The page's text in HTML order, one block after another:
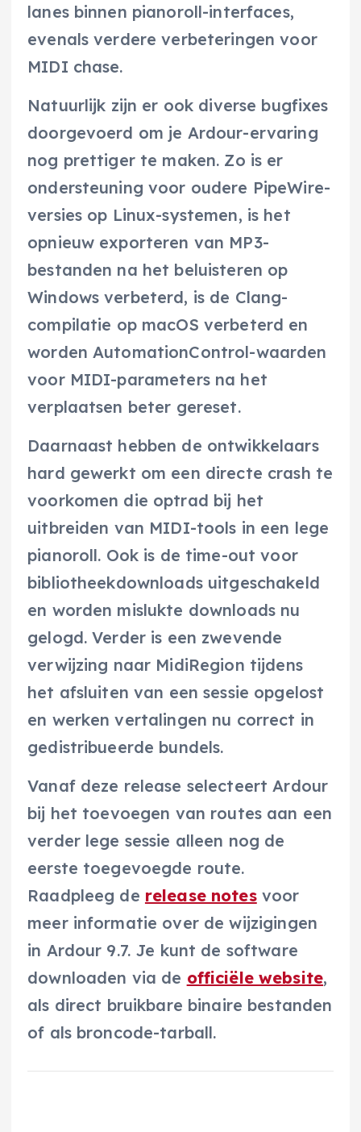
lanes binnen pianoroll-interfaces,
evenals verdere verbeteringen voor
MIDI chase.
Natuurlijk zijn er ook diverse bugfixes
doorgevoerd om je Ardour-ervaring
nog prettiger te maken. Zo is er
ondersteuning voor oudere PipeWire-
versies op Linux-systemen, is het
opnieuw exporteren van MP3-
bestanden na het beluisteren op
Windows verbeterd, is de Clang-
compilatie op macOS verbeterd en
worden AutomationControl-waarden
voor MIDI-parameters na het
verplaatsen beter gereset.
Daarnaast hebben de ontwikkelaars
hard gewerkt om een directe crash te
voorkomen die optrad bij het
uitbreiden van MIDI-tools in een lege
pianoroll. Ook is de time-out voor
bibliotheekdownloads uitgeschakeld
en worden mislukte downloads nu
gelogd. Verder is een zwevende
verwijzing naar MidiRegion tijdens
het afsluiten van een sessie opgelost
en werken vertalingen nu correct in
gedistribueerde bundels.
Vanaf deze release selecteert Ardour
bij het toevoegen van routes aan een
verder lege sessie alleen nog de
eerste toegevoegde route.
Raadpleeg de release notesvoor
meer informatie over de wijzigingen
in Ardour 9.7. Je kunt de software
downloaden via de officiële website,
als direct bruikbare binaire bestanden
of als broncode-tarball.